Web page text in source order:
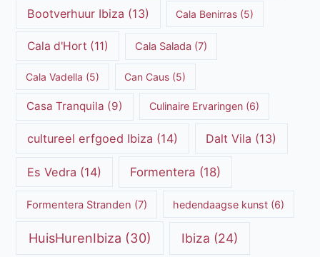
Bootverhuur Ibiza (13) Cala Benirras (5)
Cala d'Hort (11) Cala Salada(7)
Cala Vadella (5) Can Caus (5)
Casa Tranquila (9) Culinaire Ervaringen(6)
cultureel erfgoed Ibiza (14) Dalt Vila (13)
Es Vedra (14) Formentera (18)
Formentera Stranden (7) hedendaagse kunst(6)
HuisHurenIbiza (30) Ibiza (24)